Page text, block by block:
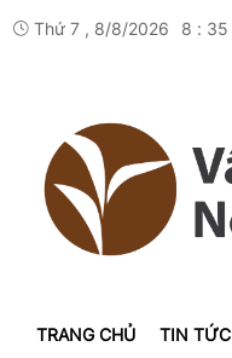
Thứ 7 , 8/8/2026 8 : 35
TRANG CHỦ TIN TỨC